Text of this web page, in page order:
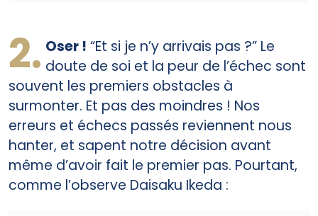
2. Oser ! “Et si je n’y arrivais pas ?” Le
doute de soi et la peur de l’échec sont
souvent les premiers obstacles à
surmonter. Et pas des moindres ! Nos
erreurs et échecs passés reviennent nous
hanter, et sapent notre décision avant
même d’avoir fait le premier pas. Pourtant,
comme l’observe Daisaku Ikeda :